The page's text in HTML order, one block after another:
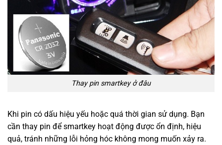
Thay pin smartkey ở đâu
Khi pin có dấu hiệu yếu hoặc quá thời gian sử dụng. Bạn
cần thay pin để smartkey hoạt động được ổn định, hiệu
quả, tránh những lỗi hỏng hóc không mong muốn xảy ra.